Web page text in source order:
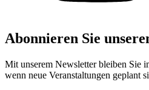
Abonnieren Sie
Mit unserem Newsletter bleiben Sie
wenn neue Veranstaltungen geplant